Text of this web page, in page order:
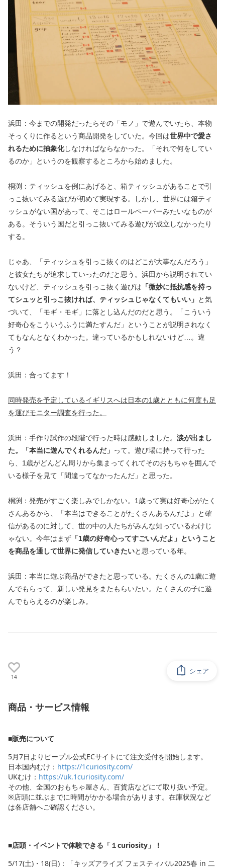
浜田：今までの開発だったらその「モノ」で遊んでいたら、本物
そっくりに作るという商品開発をしていた。今回は世界中で愛さ
れるために抽象化しなければならなかった。「それで何をしてい
るのか」というのを観察するところから始めました。
桐渕：ティッシュを例にあげると、箱ティッシュがあることで引
っこ抜いてみる遊びが初めて実現する。しかし、世界には箱ティ
ッシュがない国があって、そこはロールペーパーみたいなものが
ある。そういう国だと引っこ抜いてみる遊びが成立しなかったり
する。
じゃあ、「ティッシュを引っこ抜くのはどこが大事なんだろう」
と彼女たちが追求していったのだと思う。浜田から説明されてい
ないけど、ティッシュを引っこ抜く遊びは 「微妙に抵抗感を持っ
てシュッと引っこ抜ければ、ティッシュじゃなくてもいい」 と気
づいて、「モギ・モギ」に落とし込んだのだと思う。「こういう
好奇心をこういうふうに満たすんだ」ということが説明されなく
てもなんとなくわかった。違っているかもしれないけど…。違
う？
浜田：合ってます！
同時発売を予定しているイギリスへは日本の1歳とともに何度も足
を運びモニター調査を行った。
浜田：手作り試作の段階で行った時は感動しました。 涙が出まし
た。「本当に遊んでくれるんだ」 って。遊び場に持って行った
ら、1歳がどんどん周りから集まってくれてそのおもちゃを囲んで
いる様子を見て「間違ってなかったんだ」と思った。
桐渕：発売がすごく楽しみでしかない。1歳って実は好奇心がたく
さんあるから、「本当はできることがたくさんあるんだよ」と確
信があるのに対して、世の中の人たちがみんな知っているわけじ
ゃない。今年はまず 「1歳の好奇心ってすごいんだよ」ということ
を商品を通して世界に発信していきたいと思っている年。
浜田：本当に遊ぶ商品ができたと思っている。たくさんの1歳に遊
んでもらって、新しい発見をまたもらいたい。たくさんの子に遊
んでもらえるのが楽しみ。
14
シェア
商品・サービス情報
■販売について
5月7日よりピープル公式ECサイトにて注文受付を開始します。
日本国内むけ： https://1curiosity.com/
UKむけ： https://uk.1curiosity.com/
その他、全国のおもちゃ屋さん、百貨店などにて取り扱い予定。
※店頭に並ぶまでに時間がかかる場合があります。在庫状況など
は各店舗へご確認ください。
■店頭・イベントで体験できる「１curiosity」！
5/17(土)・18(日)：「キッズアライズ フェスティバル2025春 in 二